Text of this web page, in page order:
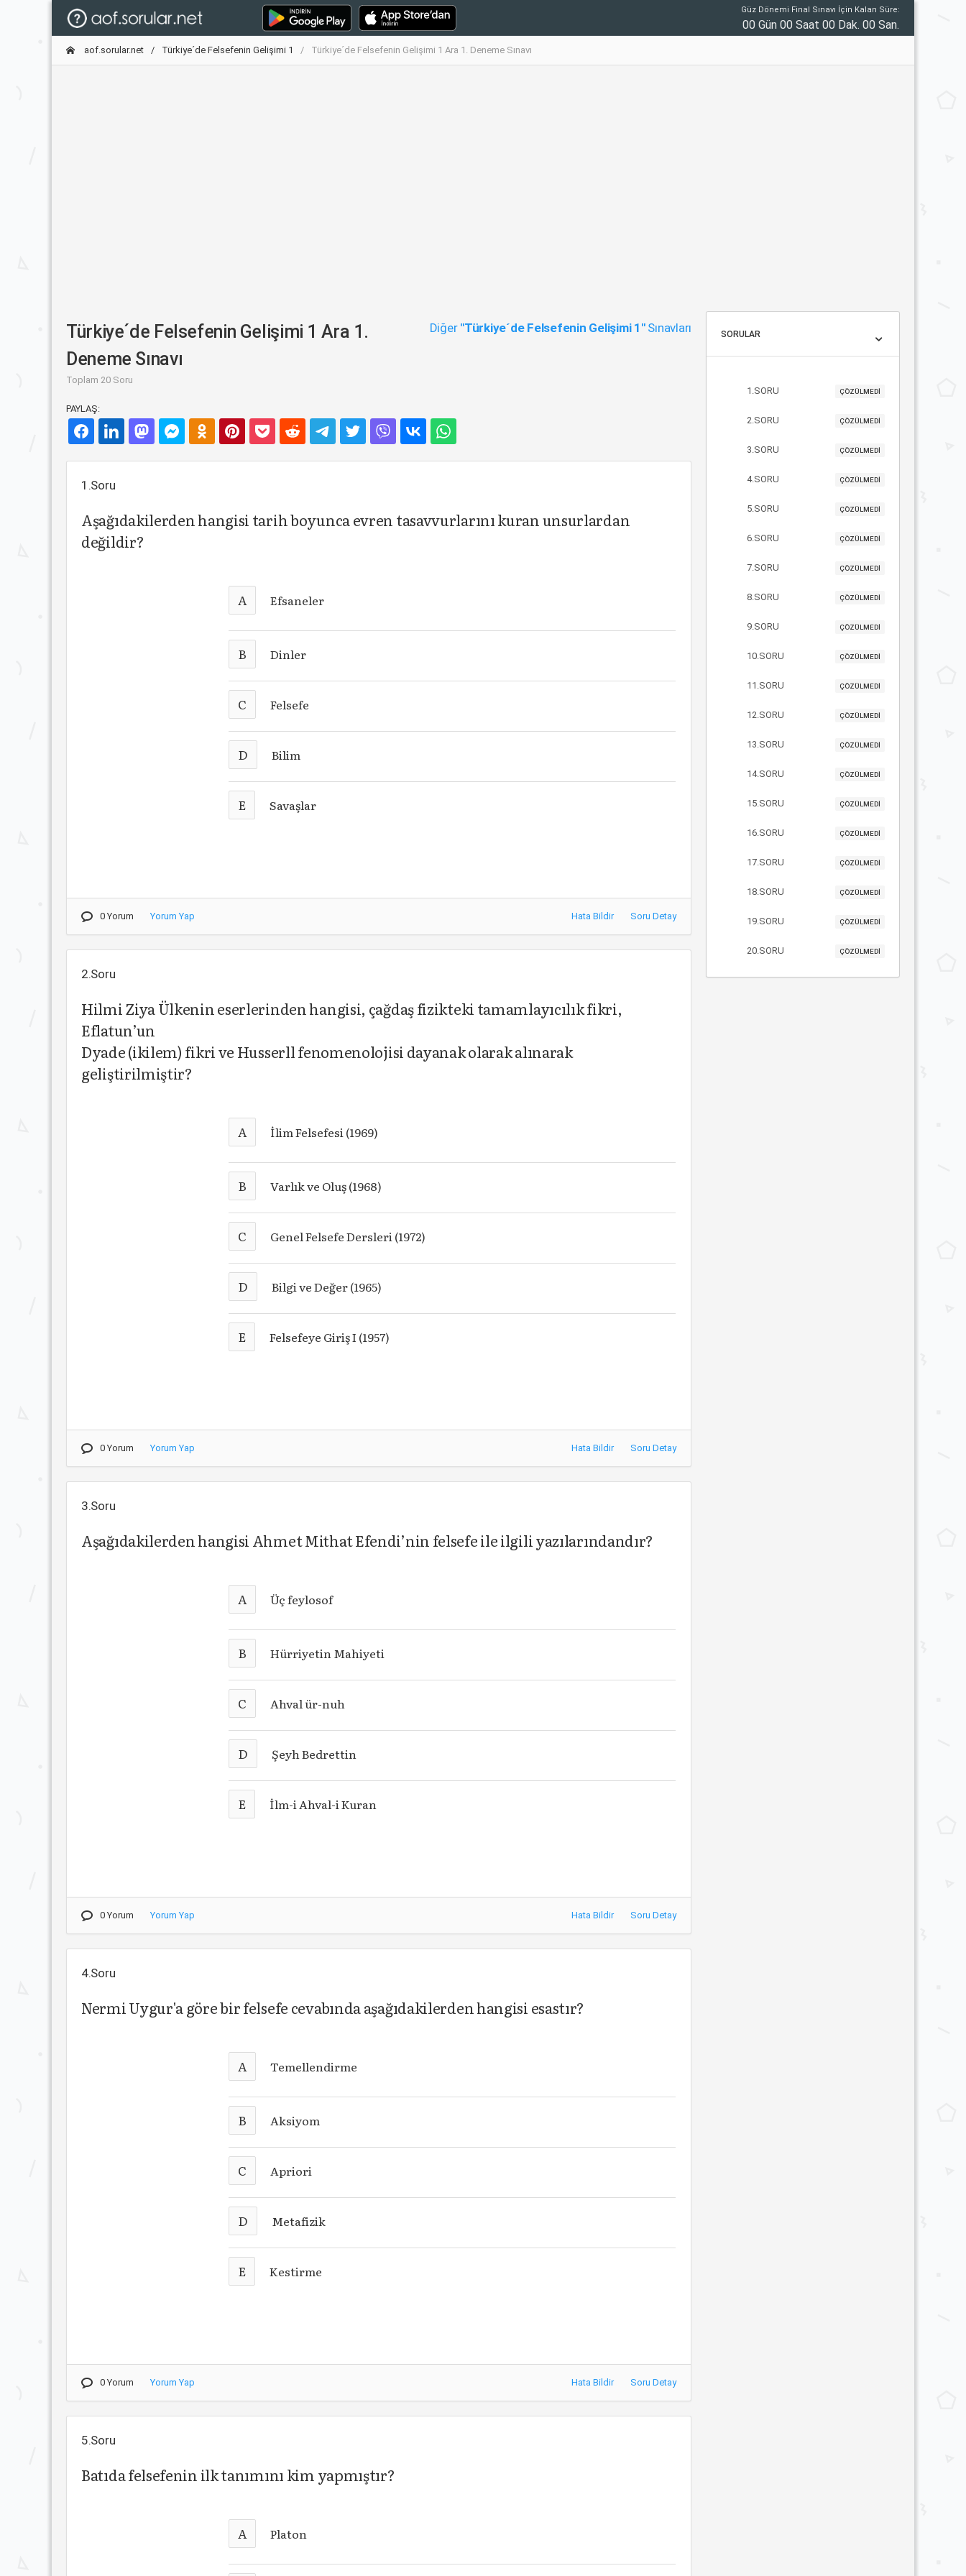
Güz Dönemi Final Sınavı İçin Kalan Süre:
00 Gün 00 Saat 00 Dak. 00 San.
aof.sorular.net Türkiye´de Felsefenin Gelişimi 1 Türkiye´de Felsefenin Gelişimi 1 Ara 1. Deneme Sınavı
Türkiye´de Felsefenin Gelişimi 1 Ara 1.
Deneme Sınavı
Toplam 20 Soru
Diğer "Türkiye´de Felsefenin Gelişimi 1"Sınavları
PAYLAŞ:
1.Soru
Aşağıdakilerden hangisi tarih boyunca evren tasavvurlarını kuran unsurlardan
değildir?
A Efsaneler
B Dinler
C Felsefe
D Bilim
E Savaşlar
0 Yorum Yorum Yap Hata Bildir Soru Detay
2.Soru
Hilmi Ziya Ülkenin eserlerinden hangisi, çağdaş fizikteki tamamlayıcılık fikri,
Eflatun’un
Dyade (ikilem) fikri ve Husserll fenomenolojisi dayanak olarak alınarak
geliştirilmiştir?
A İlim Felsefesi (1969)
B Varlık ve Oluş (1968)
C Genel Felsefe Dersleri (1972)
D Bilgi ve Değer (1965)
E Felsefeye Giriş I (1957)
0 Yorum Yorum Yap Hata Bildir Soru Detay
3.Soru
Aşağıdakilerden hangisi Ahmet Mithat Efendi’nin felsefe ile ilgili yazılarındandır?
A Üç feylosof
B Hürriyetin Mahiyeti
C Ahval ür-nuh
D Şeyh Bedrettin
E İlm-i Ahval-i Kuran
0 Yorum Yorum Yap Hata Bildir Soru Detay
4.Soru
Nermi Uygur'a göre bir felsefe cevabında aşağıdakilerden hangisi esastır?
A Temellendirme
B Aksiyom
C Apriori
D Metafizik
E Kestirme
0 Yorum Yorum Yap Hata Bildir Soru Detay
5.Soru
Batıda felsefenin ilk tanımını kim yapmıştır?
A Platon
SORULAR
1.SORU ÇÖZÜLMEDİ
2.SORU ÇÖZÜLMEDİ
3.SORU ÇÖZÜLMEDİ
4.SORU ÇÖZÜLMEDİ
5.SORU ÇÖZÜLMEDİ
6.SORU ÇÖZÜLMEDİ
7.SORU ÇÖZÜLMEDİ
8.SORU ÇÖZÜLMEDİ
9.SORU ÇÖZÜLMEDİ
10.SORU ÇÖZÜLMEDİ
11.SORU ÇÖZÜLMEDİ
12.SORU ÇÖZÜLMEDİ
13.SORU ÇÖZÜLMEDİ
14.SORU ÇÖZÜLMEDİ
15.SORU ÇÖZÜLMEDİ
16.SORU ÇÖZÜLMEDİ
17.SORU ÇÖZÜLMEDİ
18.SORU ÇÖZÜLMEDİ
19.SORU ÇÖZÜLMEDİ
20.SORU ÇÖZÜLMEDİ